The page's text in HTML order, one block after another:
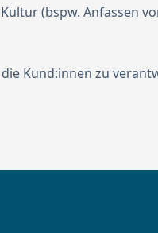
(bspw. Anfassen
Kund:innen zu